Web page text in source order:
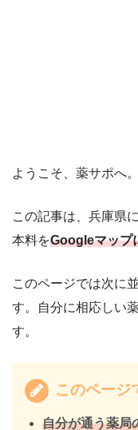
ようこそ、薬サポへ。
この記事は、兵庫県
本料をGoogleマップ
このページでは次に
す。自分に相応しい
す。
このページ
自分が通う薬局